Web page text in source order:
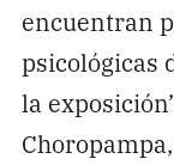
encuentran
psicológicas
la